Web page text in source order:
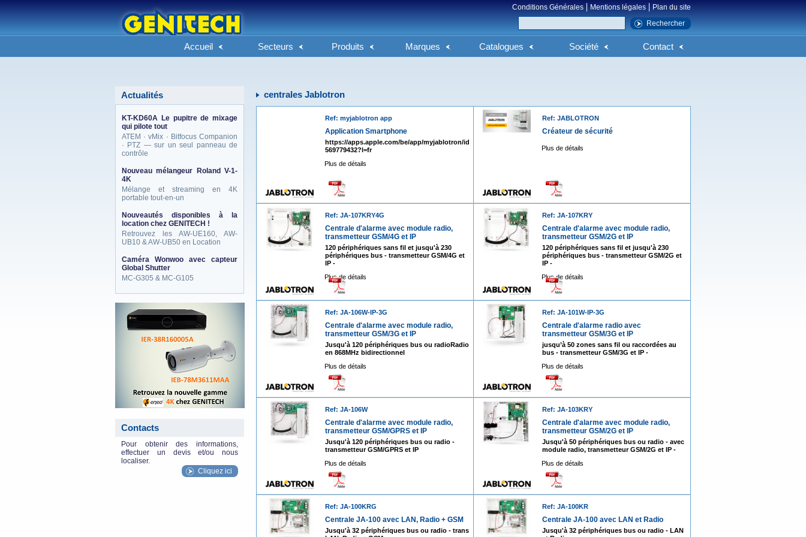
Conditions Générales Mentions légales Plan du site
Accueil Secteurs Produits Marques Catalogues Société Contact
Actualités
KT-KD60A Le pupitre de mixage
qui pilote tout
ATEM · vMix · Bitfocus Companion
· PTZ — sur un seul panneau de
contrôle
Nouveau mélangeur Roland V-1-
4K
Mélange et streaming en 4K
portable tout-en-un
Nouveautés disponibles à la
location chez GENITECH !
Retrouvez les AW-UE160, AW-
UB10 & AW-UB50 en Location
Caméra Wonwoo avec capteur
Global Shutter
MC-G305 & MC-G105
Contacts
Pour obtenir des informations,
effectuer un devis et/ou nous
localiser.
Cliquez ici
centrales Jablotron
Ref: myjablotron app
Application Smartphone
https://apps.apple.com/be/app/myjablotron/id
569779432?l=fr
Plus de détails
Ref: JABLOTRON
Créateur de sécurité
Plus de détails
Ref: JA-107KRY4G
Centrale d'alarme avec module radio,
transmetteur GSM/4G et IP
120 périphériques sans fil et jusqu'à 230
périphériques bus - transmetteur GSM/4G et
IP -
Plus de détails
Ref: JA-107KRY
Centrale d'alarme avec module radio,
transmetteur GSM/2G et IP
120 périphériques sans fil et jusqu'à 230
périphériques bus - transmetteur GSM/2G et
IP -
Plus de détails
Ref: JA-106W-IP-3G
Centrale d'alarme avec module radio,
transmetteur GSM/3G et IP
Jusqu'à 120 périphériques bus ou radioRadio
en 868MHz bidirectionnel
Plus de détails
Ref: JA-101W-IP-3G
Centrale d'alarme radio avec
transmetteur GSM/3G et IP
jusqu’à 50 zones sans fil ou raccordées au
bus - transmetteur GSM/3G et IP -
Plus de détails
Ref: JA-106W
Centrale d'alarme avec module radio,
transmetteur GSM/GPRS et IP
Jusqu'à 120 périphériques bus ou radio -
transmetteur GSM/GPRS et IP
Plus de détails
Ref: JA-103KRY
Centrale d'alarme avec module radio,
transmetteur GSM/2G et IP
Jusqu'à 50 périphériques bus ou radio - avec
module radio, transmetteur GSM/2G et IP -
Plus de détails
Ref: JA-100KRG
Centrale JA-100 avec LAN, Radio + GSM
Jusqu'à 32 périphériques bus ou radio - trans
Ref: JA-100KR
Centrale JA-100 avec LAN et Radio
Jusqu'à 32 périphériques bus ou radio - LAN